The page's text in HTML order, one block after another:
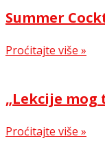
Summer
Proćitajte više »
„Lekcije mog
Proćitajte više »